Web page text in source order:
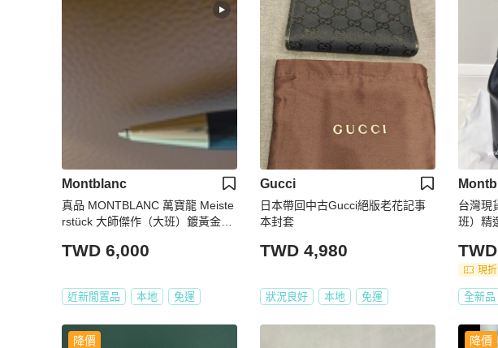
Montblanc
真品 MONTBLANC 萬寶龍 Meiste
rstück 大師傑作（大班）鍍黃金經
TWD 6,000
近新閒置品 本地 免運
Gucci
日本帶回中古Gucci絕版老花記事
本封套
TWD 4,980
狀況良好 本地 免運
台灣現
班）精
現
全新品
降價 降價